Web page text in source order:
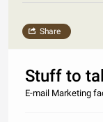
Share
Stuff to
E-mail Marketing